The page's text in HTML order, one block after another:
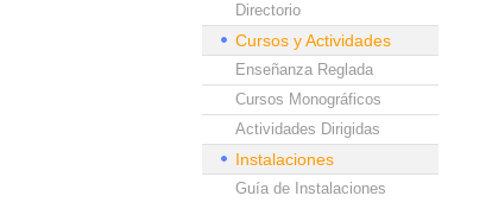
Directorio
Cursos y Actividades
Enseñanza Reglada
Cursos Monográficos
Actividades Dirigidas
Instalaciones
Guía de Instalaciones